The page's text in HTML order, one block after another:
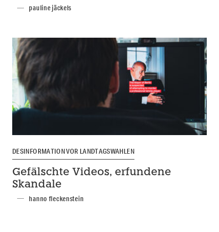
pauline jäckels
DESINFORMATION VOR LANDTAGSWAHLEN
Gefälschte Videos, erfundene
Skandale
hanno fleckenstein